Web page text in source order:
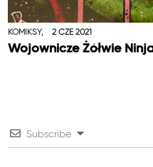
KOMIKSY, 2 CZE 2021
Wojownicze Żółwie
Subscribe